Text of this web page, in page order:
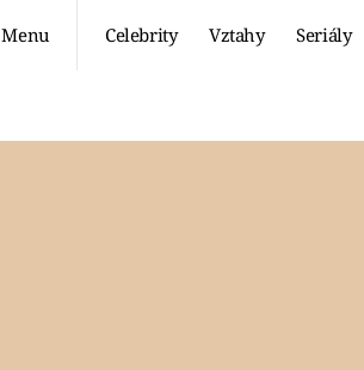
Menu Celebrity Vztahy Seriály